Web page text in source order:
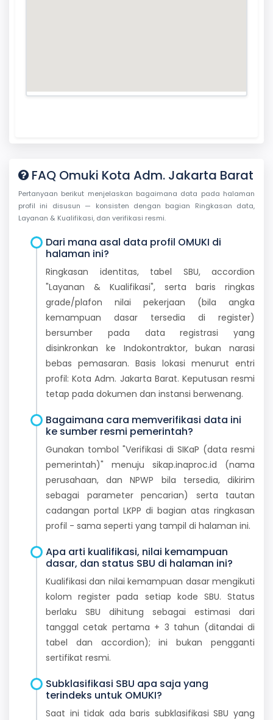
FAQ Omuki Kota Adm. Jakarta Barat
Pertanyaan berikut menjelaskan bagaimana data pada halaman
profil ini disusun — konsisten dengan bagian Ringkasan data,
Layanan & Kualifikasi, dan verifikasi resmi.
Dari mana asal data profil OMUKI di
halaman ini?
Ringkasan identitas, tabel SBU, accordion
"Layanan & Kualifikasi", serta baris ringkas
grade/plafon nilai pekerjaan (bila angka
kemampuan dasar tersedia di register)
bersumber pada data registrasi yang
disinkronkan ke Indokontraktor, bukan narasi
bebas pemasaran. Basis lokasi menurut entri
profil: Kota Adm. Jakarta Barat. Keputusan resmi
tetap pada dokumen dan instansi berwenang.
Bagaimana cara memverifikasi data ini
ke sumber resmi pemerintah?
Gunakan tombol "Verifikasi di SIKaP (data resmi
pemerintah)" menuju sikap.inaproc.id (nama
perusahaan, dan NPWP bila tersedia, dikirim
sebagai parameter pencarian) serta tautan
cadangan portal LKPP di bagian atas ringkasan
profil - sama seperti yang tampil di halaman ini.
Apa arti kualifikasi, nilai kemampuan
dasar, dan status SBU di halaman ini?
Kualifikasi dan nilai kemampuan dasar mengikuti
kolom register pada setiap kode SBU. Status
berlaku SBU dihitung sebagai estimasi dari
tanggal cetak pertama + 3 tahun (ditandai di
tabel dan accordion); ini bukan pengganti
sertifikat resmi.
Subklasifikasi SBU apa saja yang
terindeks untuk OMUKI?
Saat ini tidak ada baris subklasifikasi SBU yang